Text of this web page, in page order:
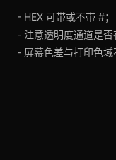
- HEX 可带或不带 #；
- 注意透明度通道是否
- 屏幕色差与打印色域